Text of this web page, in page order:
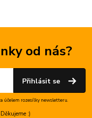
od nás?
Přihlásit se
účelem rozesílky newsletteru.
:)